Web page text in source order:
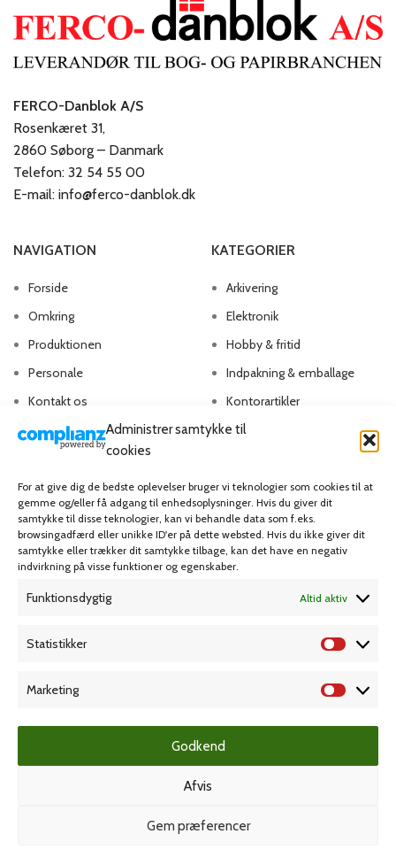
Administrer samtykke til
cookies
For at give dig de bedste oplevelser bruger vi teknologier som cookies til at
gemme og/eller få adgang til enhedsoplysninger. Hvis du giver dit
samtykke til disse teknologier, kan vi behandle data som f.eks.
browsingadfærd eller unikke ID'er på dette websted. Hvis du ikke giver dit
samtykke eller trækker dit samtykke tilbage, kan det have en negativ
indvirkning på visse funktioner og egenskaber.
Funktionsdygtig Altid aktiv
Statistikker
Marketing
Godkend
Afvis
Gem præferencer
FERCO-Danblok A/S
Rosenkæret 31,
2860 Søborg – Danmark
Telefon: 32 54 55 00
E-mail: info@ferco-danblok.dk
NAVIGATION
Forside
Omkring
Produktionen
Personale
Kontakt os
KATEGORIER
Arkivering
Elektronik
Hobby & fritid
Indpakning & emballage
Kontorartikler
Papirvarer
Spil & lotteri
MIN KONTO
Kontoinformationer
Ordrer
KUNDESERVICE
Handelsbetingelser
Privatlivspolitik
Grafisk forlag